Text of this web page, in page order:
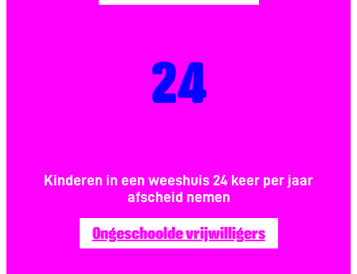
24
Kinderen in een weeshuis 24 keer per jaar
afscheid nemen
Ongeschoolde vrijwilligers